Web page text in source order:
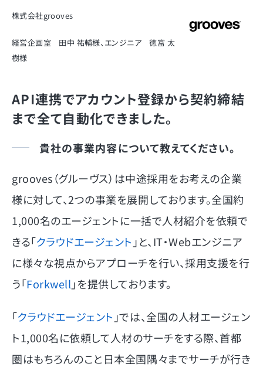
株式会社grooves
経営企画室 田中 祐輔様、エンジニア 徳富 太
樹様
API連携でアカウント登録から契約締結
まで全て自動化できました。
貴社の事業内容について教えてください。
grooves（グルーヴス）は中途採用をお考えの企業
様に対して、2つの事業を展開しております。全国約
1,000名のエージェントに一括で人材紹介を依頼で
きる「クラウドエージェント 」と、IT・Webエンジニア
に様々な視点からアプローチを行い、採用支援を行
う「Forkwell 」を提供しております。
「クラウドエージェント 」では、全国の人材エージェン
ト1,000名に依頼して人材のサーチをする際、首都
圏はもちろんのこと日本全国隅々までサーチが行き